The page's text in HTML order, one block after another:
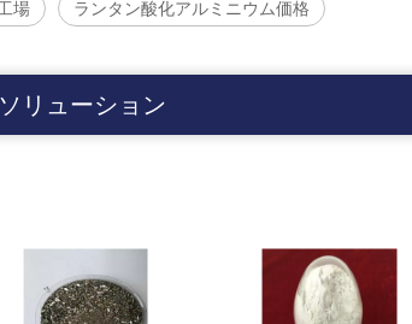
場 ランタン酸化アルミニウム価格
リューション